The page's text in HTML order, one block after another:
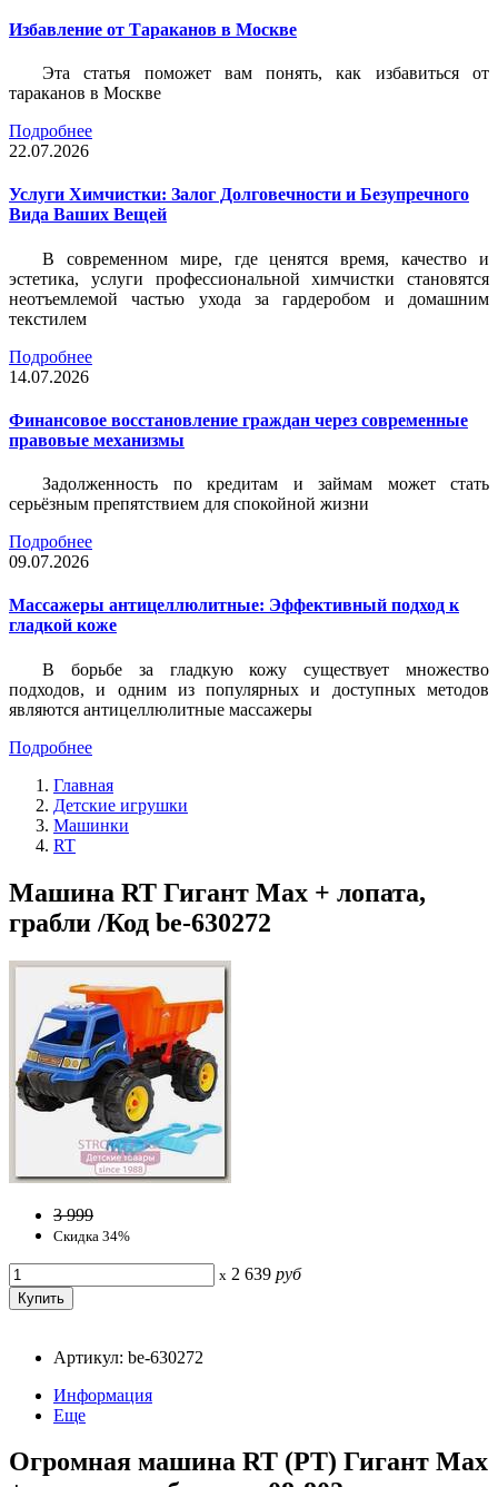
Избавление от Тараканов в Москве
Эта статья поможет вам понять, как избавиться от
тараканов в Москве
Подробнее
22.07.2026
Услуги Химчистки: Залог Долговечности и Безупречного
Вида Ваших Вещей
В современном мире, где ценятся время, качество и
эстетика, услуги профессиональной химчистки становятся
неотъемлемой частью ухода за гардеробом и домашним
текстилем
Подробнее
14.07.2026
Финансовое восстановление граждан через современные
правовые механизмы
Задолженность по кредитам и займам может стать
серьёзным препятствием для спокойной жизни
Подробнее
09.07.2026
Массажеры антицеллюлитные: Эффективный подход к
гладкой коже
В борьбе за гладкую кожу существует множество
подходов, и одним из популярных и доступных методов
являются антицеллюлитные массажеры
Подробнее
Главная
Детские игрушки
Машинки
RT
Машина RT Гигант Мax + лопата,
грабли /Код be-630272
3 999
Скидка 34%
x 2 639 руб
Артикул: be-630272
Информация
Еще
Огромная машина RT (РТ) Гигант Мax